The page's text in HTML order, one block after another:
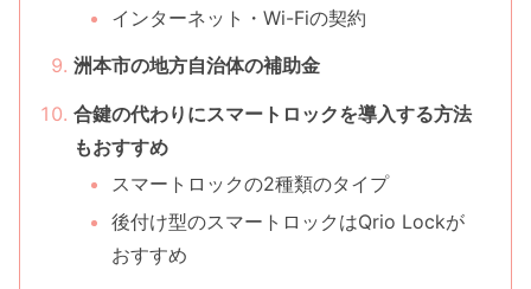
インターネット・Wi-Fiの契約
洲本市の地方自治体の補助金
合鍵の代わりにスマートロックを導入する方法
もおすすめ
スマートロックの2種類のタイプ
後付け型のスマートロックはQrio Lockが
おすすめ